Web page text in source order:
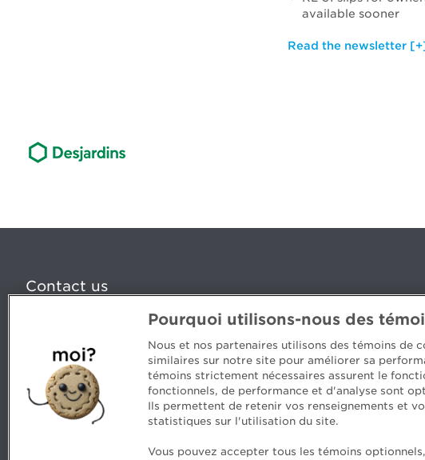
available sooner
Read the newsletter
Contact us
5, Place Ville Marie, bureau 800, Montréal (Québec) H3B 2G2
Questions? Ask our team >
Want to make the Order a part of your career? See our job offers
Pourquoi utilisons-nous des
Nous et nos partenaires utilisons des témoins de
similaires sur notre site pour améliorer sa
témoins strictement nécessaires assurent le
fonctionnels, de performance et d'analyse sont
Ils permettent de retenir vos renseignements et
statistiques sur l'utilisation du site.
Vous pouvez accepter tous les témoins